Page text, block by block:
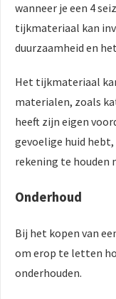
wanneer je een 4
tijkmateriaal kan
duurzaamheid en
Het tijkmateriaal
materialen, zoals
heeft zijn eigen
gevoelige huid
rekening te
Onderhoud
Bij het kopen van
om erop te letten
onderhouden.